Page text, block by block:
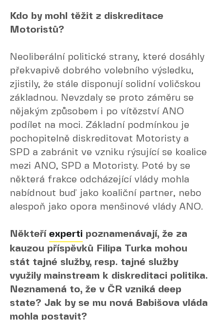
Kdo by mohl těžit z diskreditace
Motoristů?
Neoliberální politické strany, které dosáhly
překvapivě dobrého volebního výsledku,
zjistily, že stále disponují solidní voličskou
základnou. Nevzdaly se proto záměru se
nějakým způsobem i po vítězství ANO
podílet na moci. Základní podmínkou je
pochopitelně diskreditovat Motoristy a
SPD a zabránit ve vzniku rýsující se koalice
mezi ANO, SPD a Motoristy. Poté by se
některá frakce odcházející vlády mohla
nabídnout buď jako koaliční partner, nebo
alespoň jako opora menšinové vlády ANO.
Někteří experti poznamenávají, že za
kauzou příspěvků Filipa Turka mohou
stát tajné služby, resp. tajné služby
využily mainstream k diskreditaci politika.
Neznamená to, že v ČR vzniká deep
state? Jak by se mu nová Babišova vláda
mohla postavit?